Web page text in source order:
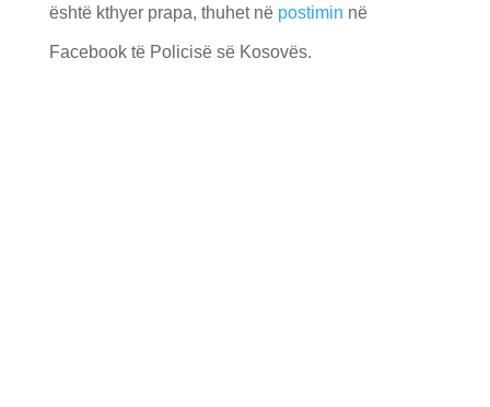
është kthyer prapa, thuhet në postimin në
Facebook të Policisë së Kosovës.